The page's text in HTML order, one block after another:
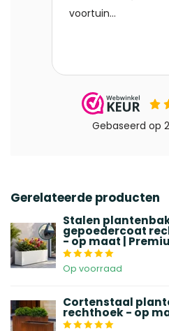
Gerelateerde producten
Stalen
gepoedercoat
- op maat |
Op voorraad
Cortenstaal
rechthoek - op